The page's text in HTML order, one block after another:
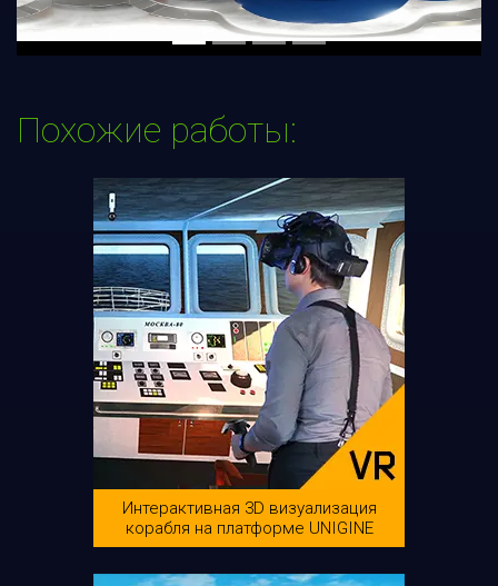
Похожие работы:
Интерактивная 3D визуализация
корабля на платформе UNIGINE